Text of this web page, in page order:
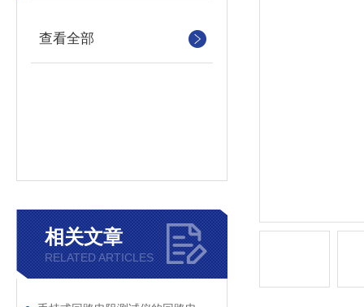
查看全部
相关文章
RELATED ARTICLES